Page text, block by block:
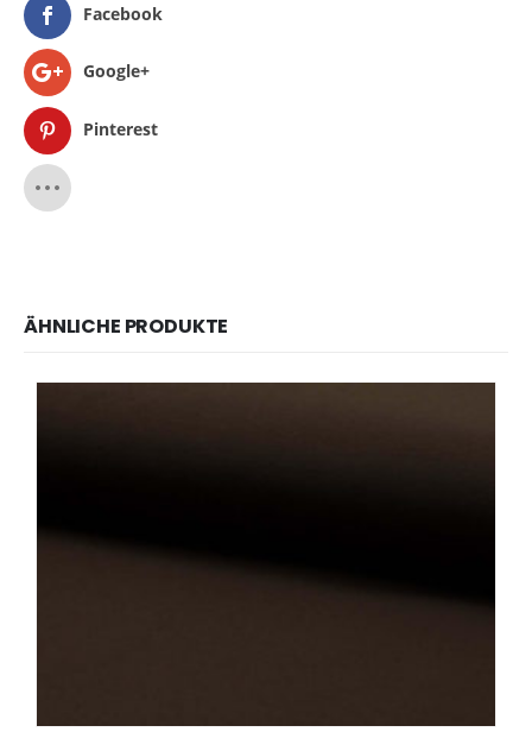
Facebook
Google+
Pinterest
ÄHNLICHE PRODUKTE